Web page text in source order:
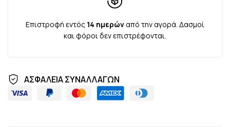
Επιστροφή εντός 14 ημερώναπό την αγορά. Δασμοί
και φόροι δεν επιστρέφονται.
ΑΣΦΑΛΕΙΑ ΣΥΝΑΛΛΑΓΩΝ